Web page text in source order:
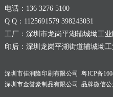
电话：136 3276 5100
Q Q：1125691579 398243031
工厂：深圳市龙岗平湖辅城坳工业
印后：深圳龙岗平湖街道辅城坳
深圳市佳润隆印刷有限公司粤ICP备
深圳市金誉豪制品有限公司 品牌微信